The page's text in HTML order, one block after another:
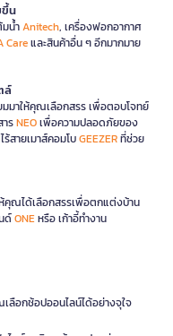
ขึ้น
มน้ำAnitech, เครื่องฟอกอากาศ
Careและสินค้าอื่น ๆ อีกมากมาย
ล์
มาให้คุณเลือกสรร เพื่อตอบโจทย์
รNEOเพื่อความปลอดภัยของ
สายเมาส์คอมโบGEEZERที่ช่วย
คุณได้เลือกสรรเพื่อตกแต่งบ้าน
ด์ONEหรือ เก้าอี้ทำงาน
ลือกช้อปออนไลน์ได้อย่างจุใจ